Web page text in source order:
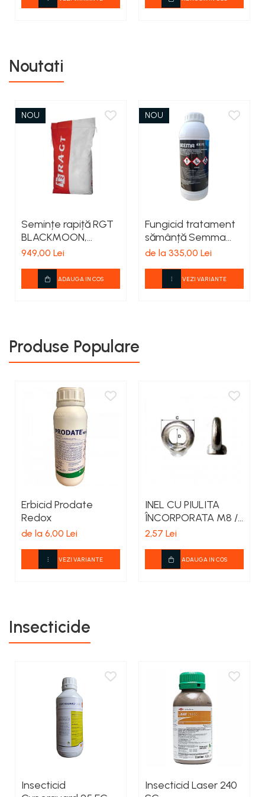
teascuri
Rulete
Noutati
NOU
Semințe rapiță RGT
BLACKMOON,
tratament Integral
949,00 Lei
ADAUGA IN COS
NOU
Fungicid tratament
sămânță Semma
400 FS
de la 335,00 Lei
VEZI VARIANTE
Produse Populare
Erbicid Prodate
Redox
de la 6,00 Lei
VEZI VARIANTE
INEL CU PIULITA
ÎNCORPORATA M8 /
20MM/32.6MM
2,57 Lei
ADAUGA IN COS
Insecticide
Insecticid
Insecticid Laser 240